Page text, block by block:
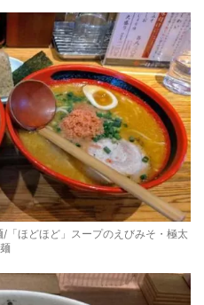
/「ほどほど」スープのえびみそ・極太
麺